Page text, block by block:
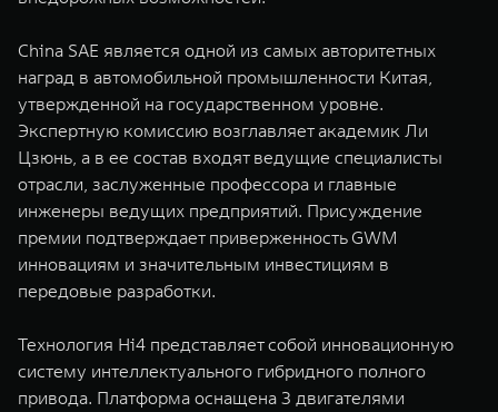
WEY 80
Масштаб возможностей
от 6 449 000 ₽
WEY 80
от 8 099
China SAE является одной из самых авторитетных
наград в автомобильной промышленности Китая,
утвержденной на государственном уровне.
Экспертную комиссию возглавляет академик Ли
Цзюнь, а в ее состав входят ведущие специалисты
отрасли, заслуженные профессора и главные
инженеры ведущих предприятий. Присуждение
премии подтверждает приверженность GWM
инновациям и значительным инвестициям в
передовые разработки.
Технология Hi4 представляет собой инновационную
систему интеллектуального гибридного полного
привода. Платформа оснащена 3 двигателями